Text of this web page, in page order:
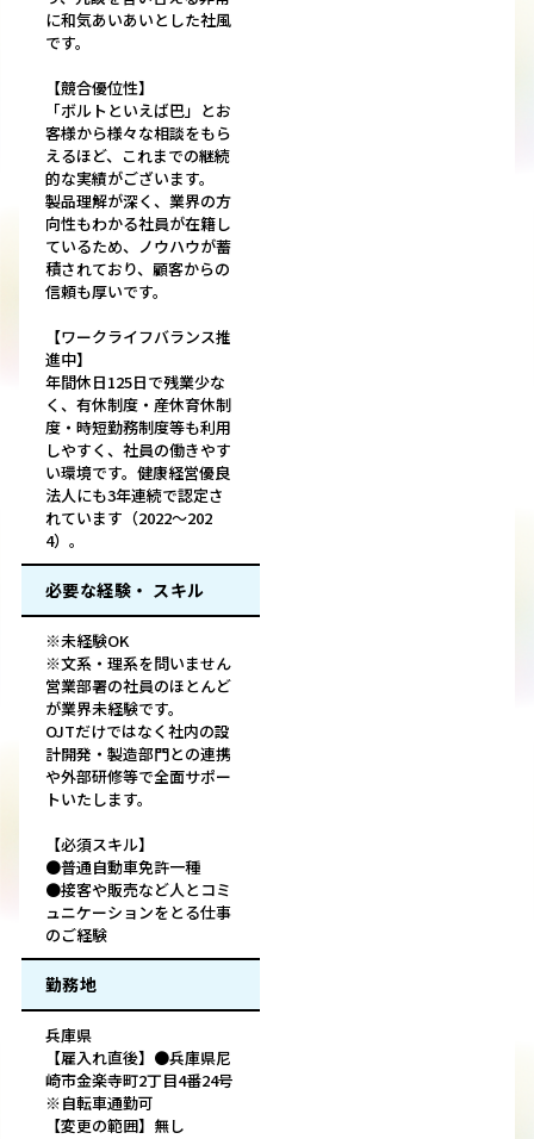
に和気あいあいとした社風
です。
【競合優位性】
「ボルトといえば巴」とお
客様から様々な相談をもら
えるほど、これまでの継続
的な実績がございます。
製品理解が深く、業界の方
向性もわかる社員が在籍し
ているため、ノウハウが蓄
積されており、顧客からの
信頼も厚いです。
【ワークライフバランス推
進中】
年間休日125日で残業少な
く、有休制度・産休育休制
度・時短勤務制度等も利用
しやすく、社員の働きやす
い環境です。健康経営優良
法人にも3年連続で認定さ
れています（2022～202
4）。
必要な経験・ スキル
※未経験OK
※文系・理系を問いません
営業部署の社員のほとんど
が業界未経験です。
OJTだけではなく社内の設
計開発・製造部門との連携
や外部研修等で全面サポー
トいたします。
【必須スキル】
●普通自動車免許一種
●接客や販売など人とコミ
ュニケーションをとる仕事
のご経験
勤務地
兵庫県
【雇入れ直後】●兵庫県尼
崎市金楽寺町2丁目4番24号
※自転車通勤可
【変更の範囲】無し